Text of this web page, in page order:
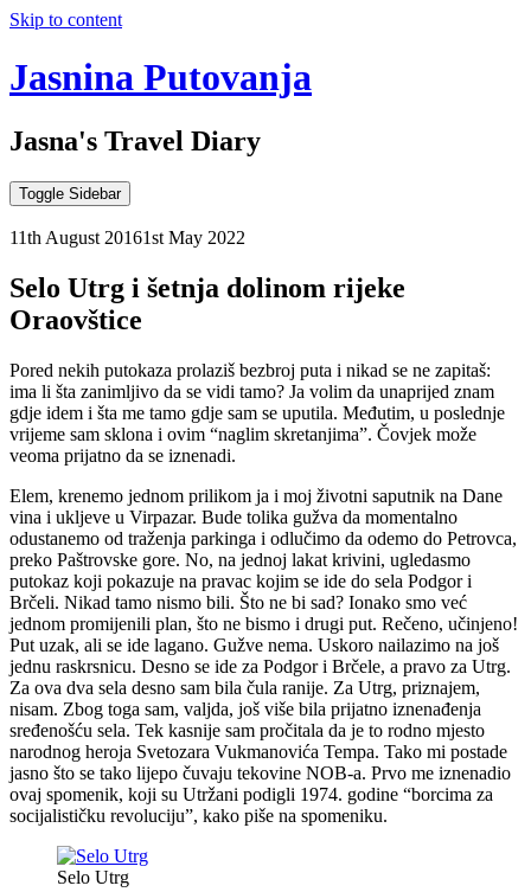
Skip to content
Jasnina Putovanja
Jasna's Travel Diary
Toggle Sidebar
11th August 20161st May 2022
Selo Utrg i šetnja dolinom rijeke
Oraovštice
Pored nekih putokaza prolaziš bezbroj puta i nikad se ne zapitaš:
ima li šta zanimljivo da se vidi tamo? Ja volim da unaprijed znam
gdje idem i šta me tamo gdje sam se uputila. Međutim, u poslednje
vrijeme sam sklona i ovim “naglim skretanjima”. Čovjek može
veoma prijatno da se iznenadi.
Elem, krenemo jednom prilikom ja i moj životni saputnik na Dane
vina i ukljeve u Virpazar. Bude tolika gužva da momentalno
odustanemo od traženja parkinga i odlučimo da odemo do Petrovca,
preko Paštrovske gore. No, na jednoj lakat krivini, ugledasmo
putokaz koji pokazuje na pravac kojim se ide do sela Podgor i
Brčeli. Nikad tamo nismo bili. Što ne bi sad? Ionako smo već
jednom promijenili plan, što ne bismo i drugi put. Rečeno, učinjeno!
Put uzak, ali se ide lagano. Gužve nema. Uskoro nailazimo na još
jednu raskrsnicu. Desno se ide za Podgor i Brčele, a pravo za Utrg.
Za ova dva sela desno sam bila čula ranije. Za Utrg, priznajem,
nisam. Zbog toga sam, valjda, još više bila prijatno iznenađenja
sređenošću sela. Tek kasnije sam pročitala da je to rodno mjesto
narodnog heroja Svetozara Vukmanovića Tempa. Tako mi postade
jasno što se tako lijepo čuvaju tekovine NOB-a. Prvo me iznenadio
ovaj spomenik, koji su Utržani podigli 1974. godine “borcima za
socijalističku revoluciju”, kako piše na spomeniku.
Selo Utrg